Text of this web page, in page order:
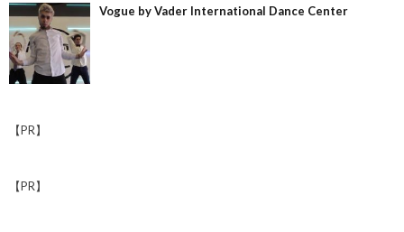
Vogue by Vader International Dance Center
【PR】
【PR】